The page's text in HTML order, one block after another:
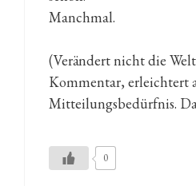
Manchmal.
(Verändert nicht die
Kommentar, erleichtert
Mitteilungsbedürfnis.
0